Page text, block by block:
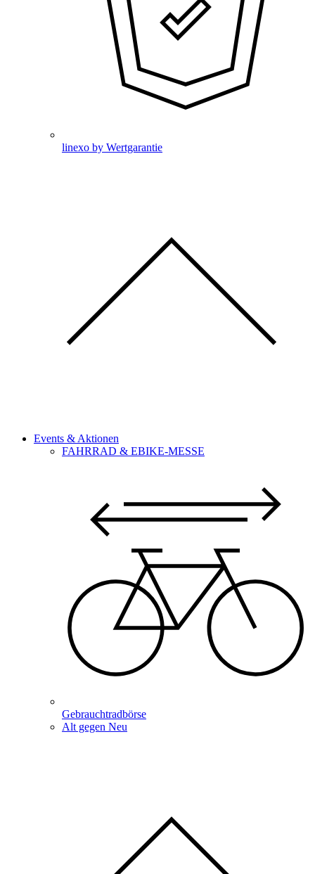
linexo by Wertgarantie
Events & Aktionen
FAHRRAD & EBIKE-MESSE
Gebrauchtradbörse
Alt gegen Neu